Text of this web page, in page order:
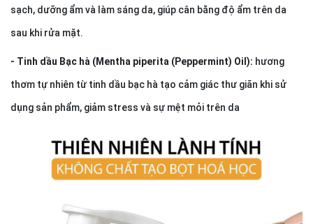
sạch, dưỡng ẩm và làm sáng da, giúp cân bằng độ ẩm trên da
sau khi rửa mặt.
- Tinh dầu Bạc hà (Mentha piperita (Peppermint) Oil): hương
thơm tự nhiên từ tinh dầu bạc hà tạo cảm giác thư giãn khi sử
dụng sản phẩm, giảm stress và sự mệt mỏi trên da